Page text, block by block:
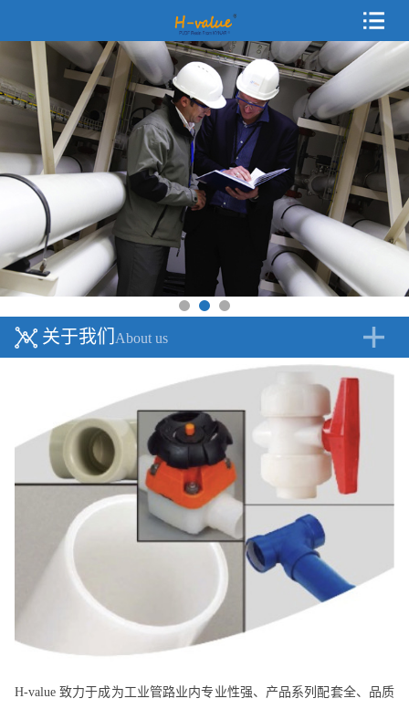
关于我们 About us
H-value 致力于成为工业管路业内专业性强、产品系列配套全、品质